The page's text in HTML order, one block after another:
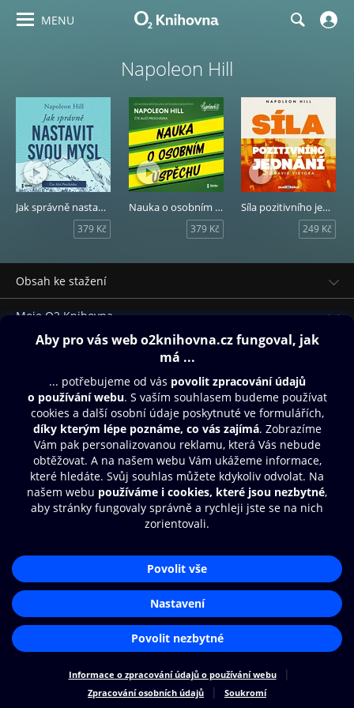
MENU
Napoleon Hill
Jak správně nastavit svou mysl
379 Kč
Nauka o osobním úspěchu
379 Kč
Síla pozitivního jednání
249 Kč
Obsah ke stažení
Moje O2 Knihovna
Další zábava
© O2 Czech Republic a.s.
Nákupní řád
Přístupnost
Zásady zpracování osobních údajů
Cookies
Aplikace O2 Knihovna
Čti a poslouchej své e-knihy a
audioknihy rychleji a pohodlněji.